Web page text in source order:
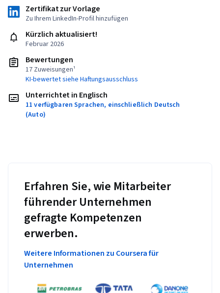
Zertifikat zur Vorlage
Zu Ihrem LinkedIn-Profil hinzufügen
Kürzlich aktualisiert!
Februar 2026
Bewertungen
17 Zuweisungen¹
KI-bewertet siehe Haftungsausschluss
Unterrichtet in Englisch
11 verfügbaren Sprachen, einschließlich Deutsch
(Auto)
Erfahren Sie, wie Mitarbeiter
führender Unternehmen
gefragte Kompetenzen
erwerben.
Weitere Informationen zu Coursera für
Unternehmen